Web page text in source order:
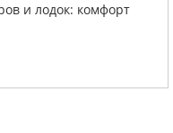
и лодок: комфорт